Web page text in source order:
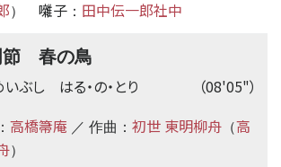
） 囃子 ： 田中伝一郎社中
節 春の鳥
（08'05"）
いぶし はる・の・とり
高橋箒庵 ／ 作曲： 初世 東明柳舟 （高
）